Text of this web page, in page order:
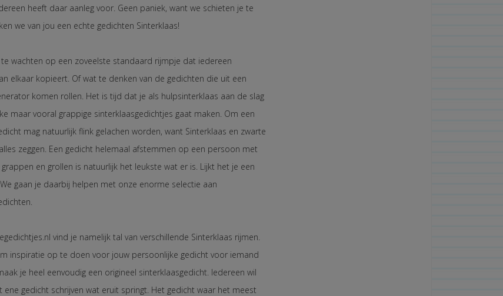
heeft daar aanleg voor. Geen paniek, want we schieten je te
we van jou een echte gedichten Sinterklaas!
wachten op een zoveelste standaard rijmpje dat iedereen
elkaar kopieert. Of wat te denken van de gedichten die uit een
komen rollen. Het is tijd dat je als hulpsinterklaas aan de slag
maar vooral grappige sinterklaasgedichtjes gaat maken. Om een
mag natuurlijk flink gelachen worden, want Sinterklaas en zwarte
zeggen. Een gedicht helemaal afstemmen op een persoon met
en grollen is natuurlijk het leukste wat er is. Lijkt het je een
gaan je daarbij helpen met onze enorme selectie aan
vind je namelijk tal van verschillende Sinterklaas rijmen.
inspiratie op te doen voor jouw persoonlijke gedicht voor iemand
je heel eenvoudig een origineel sinterklaasgedicht. Iedereen wil
ene gedicht schrijven wat eruit springt. Het gedicht waar het meest